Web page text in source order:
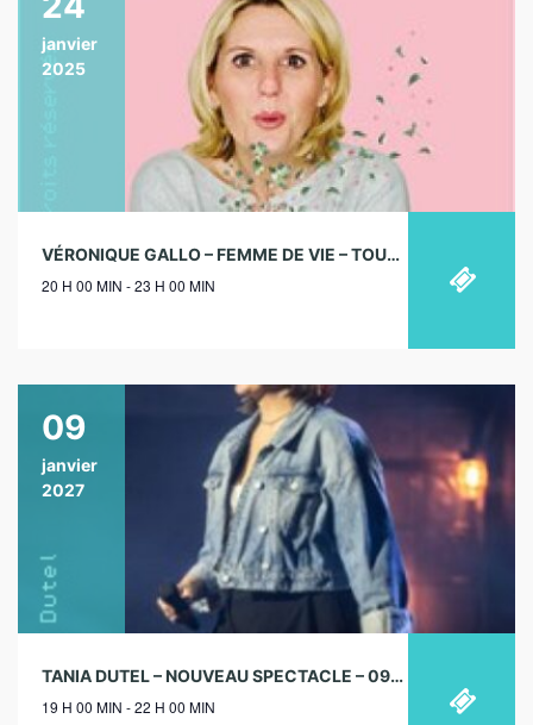
janvier
2025
VÉRONIQUE GALLO – FEMME DE VIE – TOURNÉE – 24/01/2025
20 H 00 MIN - 23 H 00 MIN
09
janvier
2027
TANIA DUTEL – NOUVEAU SPECTACLE – 09/01/2027
19 H 00 MIN - 22 H 00 MIN